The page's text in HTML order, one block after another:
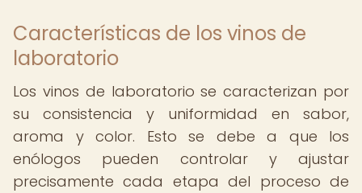
Características de los vinos de
laboratorio
Los vinos de laboratorio se caracterizan por
su consistencia y uniformidad en sabor,
aroma y color. Esto se debe a que los
enólogos pueden controlar y ajustar
precisamente cada etapa del proceso de